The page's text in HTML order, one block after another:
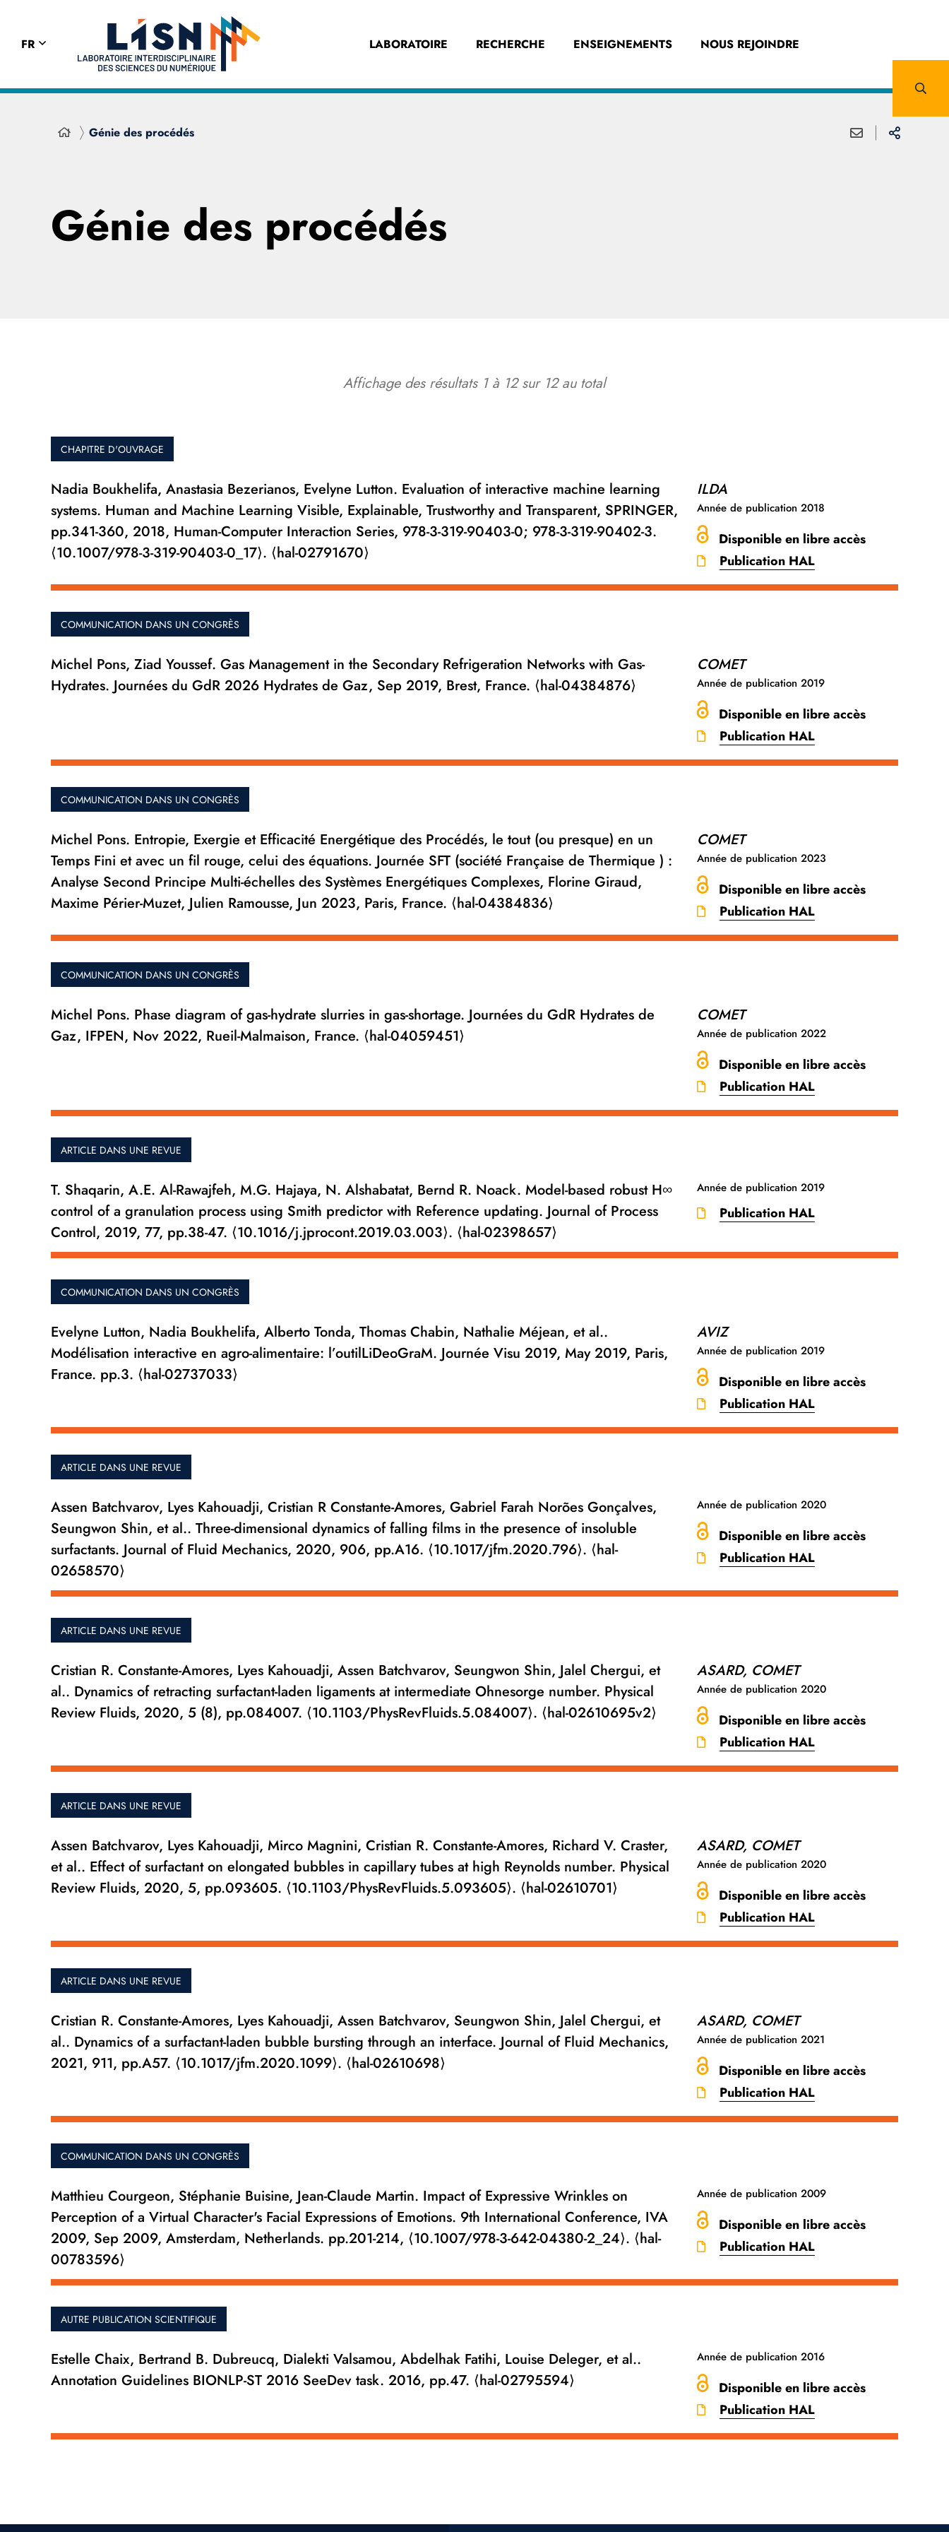
FR LABORATOIRE RECHERCHE ENSEIGNEMENTS NOUS REJOINDRE
Génie des procédés
Génie des procédés
Affichage des résultats 1à 12sur 12au total
CHAPITRE D'OUVRAGE
Nadia Boukhelifa, Anastasia Bezerianos, Evelyne Lutton. Evaluation of interactive machine learning
systems. Human and Machine Learning Visible, Explainable, Trustworthy and Transparent, SPRINGER,
pp.341-360, 2018, Human-Computer Interaction Series, 978-3-319-90403-0; 978-3-319-90402-3.
⟨10.1007/978-3-319-90403-0_17⟩. ⟨hal-02791670⟩
ILDA
Année de publication 2018
Disponible en libre accès
Publication HAL
COMMUNICATION DANS UN CONGRÈS
Michel Pons, Ziad Youssef. Gas Management in the Secondary Refrigeration Networks with Gas-
Hydrates. Journées du GdR 2026 Hydrates de Gaz, Sep 2019, Brest, France. ⟨hal-04384876⟩
COMET
Année de publication 2019
Disponible en libre accès
Publication HAL
COMMUNICATION DANS UN CONGRÈS
Michel Pons. Entropie, Exergie et Efficacité Energétique des Procédés, le tout (ou presque) en un
Temps Fini et avec un fil rouge, celui des équations. Journée SFT (société Française de Thermique ) :
Analyse Second Principe Multi-échelles des Systèmes Energétiques Complexes, Florine Giraud,
Maxime Périer-Muzet, Julien Ramousse, Jun 2023, Paris, France. ⟨hal-04384836⟩
COMET
Année de publication 2023
Disponible en libre accès
Publication HAL
COMMUNICATION DANS UN CONGRÈS
Michel Pons. Phase diagram of gas-hydrate slurries in gas-shortage. Journées du GdR Hydrates de
Gaz, IFPEN, Nov 2022, Rueil-Malmaison, France. ⟨hal-04059451⟩
COMET
Année de publication 2022
Disponible en libre accès
Publication HAL
ARTICLE DANS UNE REVUE
T. Shaqarin, A.E. Al-Rawajfeh, M.G. Hajaya, N. Alshabatat, Bernd R. Noack. Model-based robust H∞
control of a granulation process using Smith predictor with Reference updating. Journal of Process
Control, 2019, 77, pp.38-47. ⟨10.1016/j.jprocont.2019.03.003⟩. ⟨hal-02398657⟩
Année de publication 2019
Publication HAL
COMMUNICATION DANS UN CONGRÈS
Evelyne Lutton, Nadia Boukhelifa, Alberto Tonda, Thomas Chabin, Nathalie Méjean, et al..
Modélisation interactive en agro-alimentaire: l’outilLiDeoGraM. Journée Visu 2019, May 2019, Paris,
France. pp.3. ⟨hal-02737033⟩
AVIZ
Année de publication 2019
Disponible en libre accès
Publication HAL
ARTICLE DANS UNE REVUE
Assen Batchvarov, Lyes Kahouadji, Cristian R Constante-Amores, Gabriel Farah Norões Gonçalves,
Seungwon Shin, et al.. Three-dimensional dynamics of falling films in the presence of insoluble
surfactants. Journal of Fluid Mechanics, 2020, 906, pp.A16. ⟨10.1017/jfm.2020.796⟩. ⟨hal-
02658570⟩
Année de publication 2020
Disponible en libre accès
Publication HAL
ARTICLE DANS UNE REVUE
Cristian R. Constante-Amores, Lyes Kahouadji, Assen Batchvarov, Seungwon Shin, Jalel Chergui, et
al.. Dynamics of retracting surfactant-laden ligaments at intermediate Ohnesorge number. Physical
Review Fluids, 2020, 5 (8), pp.084007. ⟨10.1103/PhysRevFluids.5.084007⟩. ⟨hal-02610695v2⟩
ASARD, COMET
Année de publication 2020
Disponible en libre accès
Publication HAL
ARTICLE DANS UNE REVUE
Assen Batchvarov, Lyes Kahouadji, Mirco Magnini, Cristian R. Constante-Amores, Richard V. Craster,
et al.. Effect of surfactant on elongated bubbles in capillary tubes at high Reynolds number. Physical
Review Fluids, 2020, 5, pp.093605. ⟨10.1103/PhysRevFluids.5.093605⟩. ⟨hal-02610701⟩
ASARD, COMET
Année de publication 2020
Disponible en libre accès
Publication HAL
ARTICLE DANS UNE REVUE
Cristian R. Constante-Amores, Lyes Kahouadji, Assen Batchvarov, Seungwon Shin, Jalel Chergui, et
al.. Dynamics of a surfactant-laden bubble bursting through an interface. Journal of Fluid Mechanics,
2021, 911, pp.A57. ⟨10.1017/jfm.2020.1099⟩. ⟨hal-02610698⟩
ASARD, COMET
Année de publication 2021
Disponible en libre accès
Publication HAL
COMMUNICATION DANS UN CONGRÈS
Matthieu Courgeon, Stéphanie Buisine, Jean-Claude Martin. Impact of Expressive Wrinkles on
Perception of a Virtual Character's Facial Expressions of Emotions. 9th International Conference, IVA
2009, Sep 2009, Amsterdam, Netherlands. pp.201-214, ⟨10.1007/978-3-642-04380-2_24⟩. ⟨hal-
00783596⟩
Année de publication 2009
Disponible en libre accès
Publication HAL
AUTRE PUBLICATION SCIENTIFIQUE
Estelle Chaix, Bertrand B. Dubreucq, Dialekti Valsamou, Abdelhak Fatihi, Louise Deleger, et al..
Annotation Guidelines BIONLP-ST 2016 SeeDev task. 2016, pp.47. ⟨hal-02795594⟩
Année de publication 2016
Disponible en libre accès
Publication HAL